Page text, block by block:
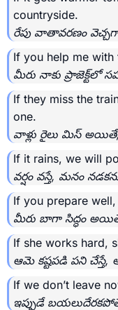
countryside.
రేపు వాతావరణం
If you help me
మీరు నాకు ప్రాజెక్ట్‌లో
If they miss the
one.
వాళ్లు రైలు మిస్
If it rains, we will
వర్షం వస్తే, మనం
If you prepare
మీరు బాగా సిద్ధం అయితే,
If she works hard,
ఆమె కష్టపడి పని చేస్తే,
If we don’t leave
ఇప్పుడే